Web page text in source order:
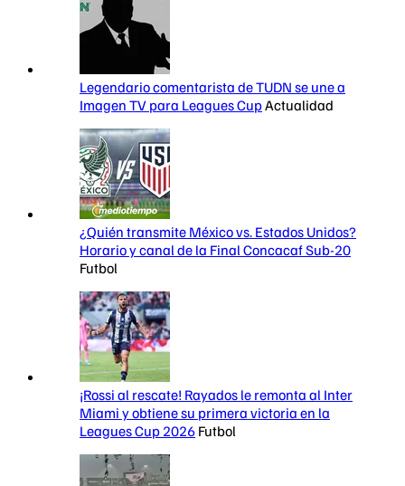
Legendario comentarista de TUDN se une a
Imagen TV para Leagues CupActualidad
¿Quién transmite México vs. Estados Unidos?
Horario y canal de la Final Concacaf Sub-20
Futbol
¡Rossi al rescate! Rayados le remonta al Inter
Miami y obtiene su primera victoria en la
Leagues Cup 2026 Futbol